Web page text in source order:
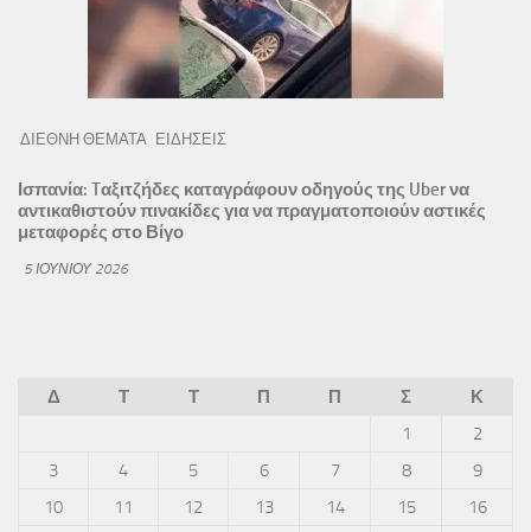
ΔΙΕΘΝΗ ΘΕΜΑΤΑ ΕΙΔΗΣΕΙΣ
Ισπανία: Tαξιτζήδες καταγράφουν οδηγούς της Uber να
αντικαθιστούν πινακίδες για να πραγματοποιούν αστικές
μεταφορές στο Βίγο
5 ΙΟΥΝΊΟΥ 2026
Δ Τ Τ Π Π Σ
Κ
1
2
3
4 5 6 7 8
9
10
11 12 13 14 15
16